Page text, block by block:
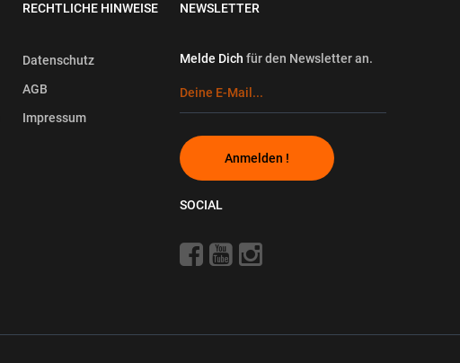
RECHTLICHE HINWEISE
Datenschutz
AGB
Impressum
NEWSLETTER
Melde Dich für den Newsletter an.
Anmelden !
SOCIAL